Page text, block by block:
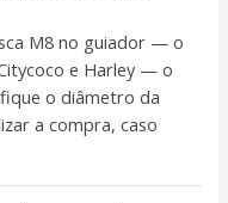
M8 no guiador — o
e Harley — o
o diâmetro da
a compra, caso